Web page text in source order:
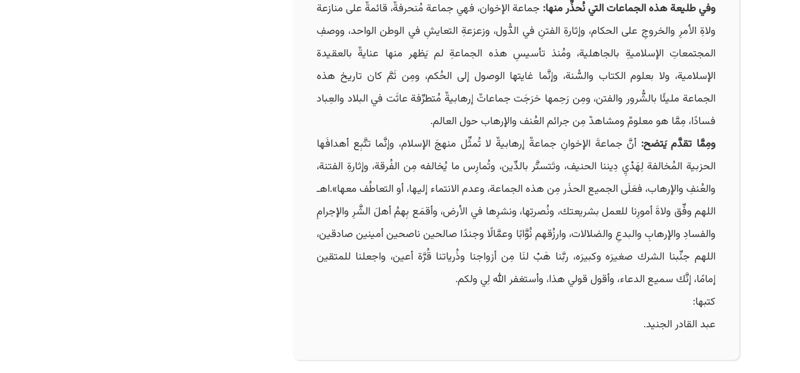
وفي طليعة هذه الجماعات التي نُحذِّر منها: جماعة الإخوان، فهي جماعة مُنحرفةٌ، قائمةٌ على منازعة
ولاةِ الأمرِ والخروجِ على الحكام، وإثارةِ الفتنِ في الدُّول، وزعزعةِ التعايشِ في الوطن الواحد، ووصفِ
المجتمعاتِ الإسلاميةِ بالجاهلية، ومُنذ تأسيسِ هذه الجماعةِ لم يَظهر منها عنايةٌ بالعقيدة
الإسلامية، ولا بعلوم الكتاب والسُّنة، وإنَّما غايتها الوصول إلى الحُكم، ومِن ثَمَّ كان تاريخ هذه
الجماعة مليئًا بالشُّرور والفتن، ومِن رَحِمها خرَجَت جماعاتٌ إرهابيةٌ مُتطرِّفة عاثَت في البلاد والعِباد
فسادًا، مِمَّا هو معلومٌ ومشاهدٌ مِن جرائم العُنف والإرهاب حول العالم.
ومِمَّا تقدَّم يَتضح: أنَّ جماعةَ الإخوانِ جماعةٌ إرهابيةٌ لا تُمثِّل منهجَ الإسلام، وإنَّما تتَّبِع أهدافَها
الحزبية المُخالفة لِهَدْيِ دِيننا الحنيف، وتَتستَّر بالدِّين، وتُمارِس ما يُخالفه مِن الفُرقة، وإثارةِ الفتنة،
والعُنفِ والإرهاب، فعَلَى الجميع الحذَر مِن هذه الجماعة، وعدم الانتماء إليها، أو التعاطُف معها».اهـ
اللهم وفِّق ولاةَ أمورِنا للعمل بشريعتك، ونُصرتِها، ونشرِها في الأرض، وأقمَع بِهمُ أهلَ الشَّرِ والإجرامِ
والفسادِ والإرهابِ والبدعِ والضلالات، وارزُقهم نُوَّابًا وعمَّالًا وجندًا صالحين ناصحين أمينين صادقين،
اللهم جنِّبنا الشرك صغيرَه وكبيرَه، ربَّنا هَبْ لنَا مِن أزواجنا وذُرياتنا قُرَّة أعين، واجعلنا للمتقين
إمامًا، إنَّك سميع الدعاء، وأقول قولي هذا، وأستغفر الله لِي ولكم.
كتبها:
عبد القادر الجنيد.